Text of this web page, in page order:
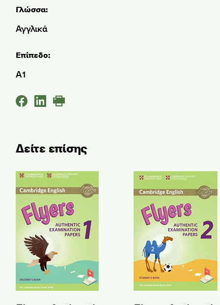
Γλώσσα:
Αγγλικά
Επίπεδο:
A1
Δείτε επίσης
Flyers Authentic Examination